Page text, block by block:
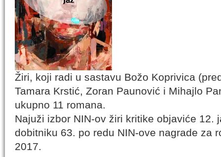
Žiri, koji radi u sastavu Božo Koprivica
Tamara Krstić, Zoran Paunović i Mihajlo
ukupno 11 romana.
Najuži izbor NIN-ov žiri kritike objaviće 12.
dobitniku 63. po redu NIN-ove nagrade za
2017.